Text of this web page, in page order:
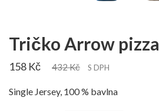
Tričko Arrow pizza
158 Kč 432 Kč S DPH
Single Jersey, 100 % bavlna